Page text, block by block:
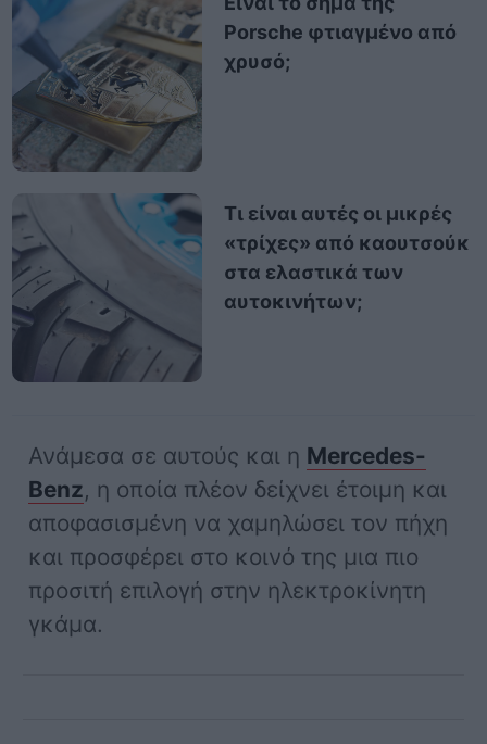
Porsche φτιαγμένο από
χρυσό;
Τι είναι αυτές οι μικρές
«τρίχες» από καουτσούκ
στα ελαστικά των
αυτοκινήτων;
Ανάμεσα σε αυτούς και η Mercedes-
Benz, η οποία πλέον δείχνει έτοιμη και
αποφασισμένη να χαμηλώσει τον πήχη
και προσφέρει στο κοινό της μια πιο
προσιτή επιλογή στην ηλεκτροκίνητη
γκάμα.